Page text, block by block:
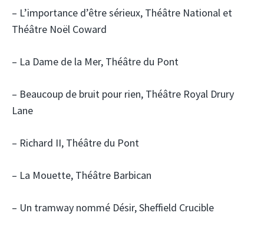
– L’importance d’être sérieux, Théâtre National et
Théâtre Noël Coward
– La Dame de la Mer, Théâtre du Pont
– Beaucoup de bruit pour rien, Théâtre Royal Drury
Lane
– Richard II, Théâtre du Pont
– La Mouette, Théâtre Barbican
– Un tramway nommé Désir, Sheffield Crucible